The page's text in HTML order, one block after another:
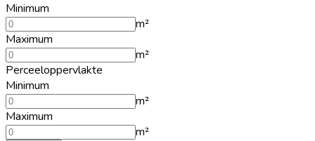
Minimum
m²
Maximum
m²
Perceeloppervlakte
Minimum
m²
Maximum
m²